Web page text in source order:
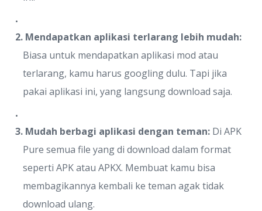
2. Mendapatkan aplikasi terlarang lebih mudah:
Biasa untuk mendapatkan aplikasi mod atau
terlarang, kamu harus googling dulu. Tapi jika
pakai aplikasi ini, yang langsung download saja.
3. Mudah berbagi aplikasi dengan teman: Di APK
Pure semua file yang di download dalam format
seperti APK atau APKX. Membuat kamu bisa
membagikannya kembali ke teman agak tidak
download ulang.